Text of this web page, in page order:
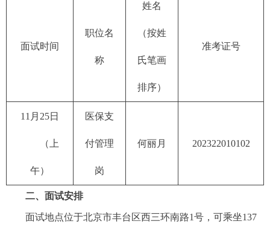
面试时间
职位名
称
姓名
（按姓
氏笔画
排序）
准考证号
11月25日
（上
午）
医保支
付管理
岗
何丽月 202322010102
二、面试安排
面试地点位于北京市丰台区西三环南路1号，可乘坐137